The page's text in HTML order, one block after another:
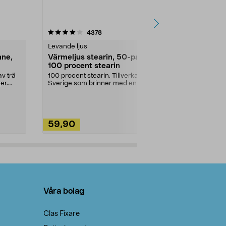
trä
4378recensioner
Levande ljus
Värmeljus stearin, 50-pack,
100 procent stearin
100 procent stearin. Tillverkade i
Sverige som brinner med en
59,90
4.5av 5 stjärnor
Våra bolag
Clas Fixare